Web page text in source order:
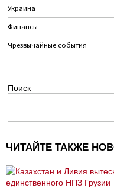
Украина
Финансы
Чрезвычайные события
Поиск
ЧИТАЙТЕ ТАКЖЕ